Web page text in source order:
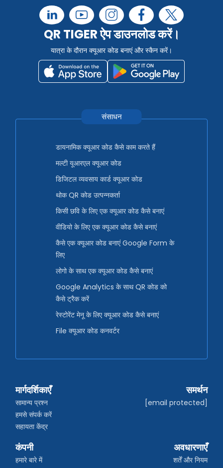
QR TIGER ऐप डाउनलोड करें।
यात्रा के दौरान क्यूआर कोड बनाएं और स्कैन करें।
संसाधन
डायनामिक क्यूआर कोड कैसे काम करते हैं
मल्टी यूआरएल क्यूआर कोड
डिजिटल व्यवसाय कार्ड क्यूआर कोड
थोक QR कोड उत्पन्नकर्ता
किसी छवि के लिए एक क्यूआर कोड कैसे बनाएं
वीडियो के लिए एक क्यूआर कोड कैसे बनाएं
कैसे एक क्यूआर कोड बनाएं Google Form के
लिए
लोगो के साथ एक क्यूआर कोड कैसे बनाएं
Google Analytics के साथ QR कोड को
कैसे ट्रैक करें
रेस्टोरेंट मेनू के लिए क्यूआर कोड कैसे बनाएं
File क्यूआर कोड कनवर्टर
मार्गदर्शिकाएँ
सामान्य प्रश्न
हमसे संपर्क करें
सहायता केंद्र
समर्थन
[email protected]
कंपनी
हमारे बारे में
अवधारणाएँ
शर्तें और नियम